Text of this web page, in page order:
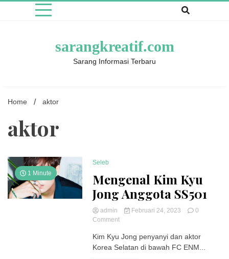
sarangkreatif.com
Sarang Informasi Terbaru
Home aktor
aktor
1 Minute
Seleb
Mengenal Kim Kyu
Jong Anggota SS501
admin Februari 24, 2023
0
Commenton
Kim
Kyu
Kim Kyu Jong penyanyi dan aktor
Korea Selatan di bawah FC ENM...